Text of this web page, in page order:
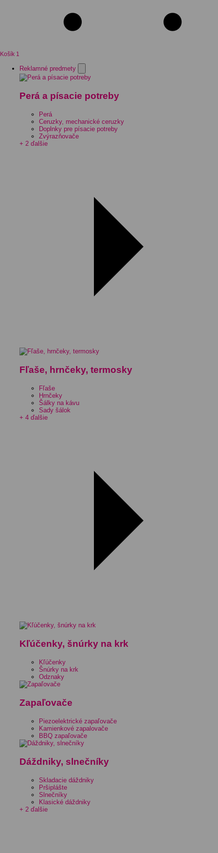
Košík 1
Reklamné predmety
Perá a písacie potreby
Perá
Ceruzky, mechanické ceruzky
Doplnky pre písacie potreby
Zvýrazňovače
+ 2 ďalšie
Fľaše, hrnčeky, termosky
Fľaše
Hrnčeky
Šálky na kávu
Sady šálok
+ 4 ďalšie
Kľúčenky, šnúrky na krk
Kľúčenky
Šnúrky na krk
Odznaky
Zapaľovače
Piezoelektrické zapaľovače
Kamienkové zapalovače
BBQ zapaľovače
Dáždniky, slnečníky
Skladacie dáždniky
Pršiplášte
Slnečníky
Klasické dáždniky
+ 2 ďalšie